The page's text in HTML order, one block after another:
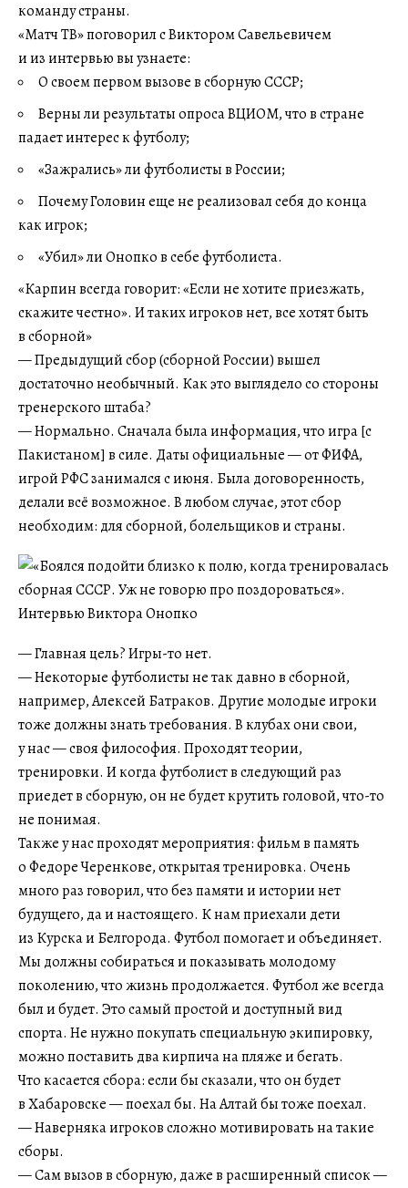
команду страны.
«Матч ТВ» поговорил с Виктором Савельевичем
и из интервью вы узнаете:
О своем первом вызове в сборную СССР;
Верны ли результаты опроса ВЦИОМ, что в стране
падает интерес к футболу;
«Зажрались» ли футболисты в России;
Почему Головин еще не реализовал себя до конца
как игрок;
«Убил» ли Онопко в себе футболиста.
«Карпин всегда говорит: «Если не хотите приезжать,
скажите честно». И таких игроков нет, все хотят быть
в сборной»
— Предыдущий сбор (сборной России) вышел
достаточно необычный. Как это выглядело со стороны
тренерского штаба?
— Нормально. Сначала была информация, что игра [с
Пакистаном] в силе. Даты официальные — от ФИФА,
игрой РФС занимался с июня. Была договоренность,
делали всё возможное. В любом случае, этот сбор
необходим: для сборной, болельщиков и страны.
— Главная цель? Игры-то нет.
— Некоторые футболисты не так давно в сборной,
например, Алексей Батраков. Другие молодые игроки
тоже должны знать требования. В клубах они свои,
у нас — своя философия. Проходят теории,
тренировки. И когда футболист в следующий раз
приедет в сборную, он не будет крутить головой, что-то
не понимая.
Также у нас проходят мероприятия: фильм в память
о Федоре Черенкове, открытая тренировка. Очень
много раз говорил, что без памяти и истории нет
будущего, да и настоящего. К нам приехали дети
из Курска и Белгорода. Футбол помогает и объединяет.
Мы должны собираться и показывать молодому
поколению, что жизнь продолжается. Футбол же всегда
был и будет. Это самый простой и доступный вид
спорта. Не нужно покупать специальную экипировку,
можно поставить два кирпича на пляже и бегать.
Что касается сбора: если бы сказали, что он будет
в Хабаровске — поехал бы. На Алтай бы тоже поехал.
— Наверняка игроков сложно мотивировать на такие
сборы.
— Сам вызов в сборную, даже в расширенный список —